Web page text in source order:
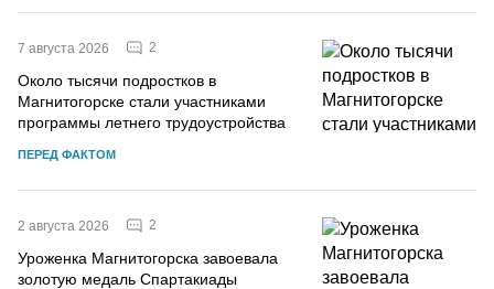
7 августа 2026 2
Около тысячи подростков в
Магнитогорске стали участниками
программы летнего трудоустройства
ПЕРЕД ФАКТОМ
2 августа 2026 2
Уроженка Магнитогорска завоевала
золотую медаль Спартакиады